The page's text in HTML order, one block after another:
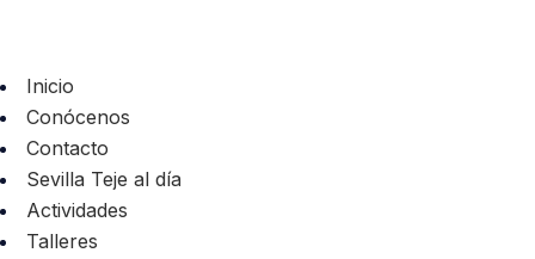
Inicio
Conócenos
Contacto
Sevilla Teje al día
Actividades
Talleres